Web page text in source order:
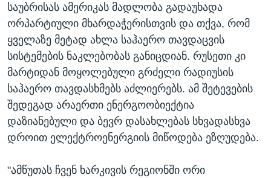
საუბრისას ამერიკას მადლობა გადაუხადა
ორპარტიული მხარდაჭერისთვის და თქვა, რომ
ყველაზე მეტად ახლა საჰაერო თავდაცვის
სისტემების ნაკლებობას განიცდიან. რუსეთი კი
მარტიდან მოყოლებული გრძელი რადიუსის
საჰაერო თავდასხმებს აძლიერებს. ამ შეტევების
შედეგად არაერთი ენერგოობიექტია
დაზიანებული და ბევრ დასახლებას სხვადასხვა
დროით ელექტროენერგიის მიწოდება ეზღუდება.
"ამწუთას ჩვენ ხარკივის რეგიონში ორი